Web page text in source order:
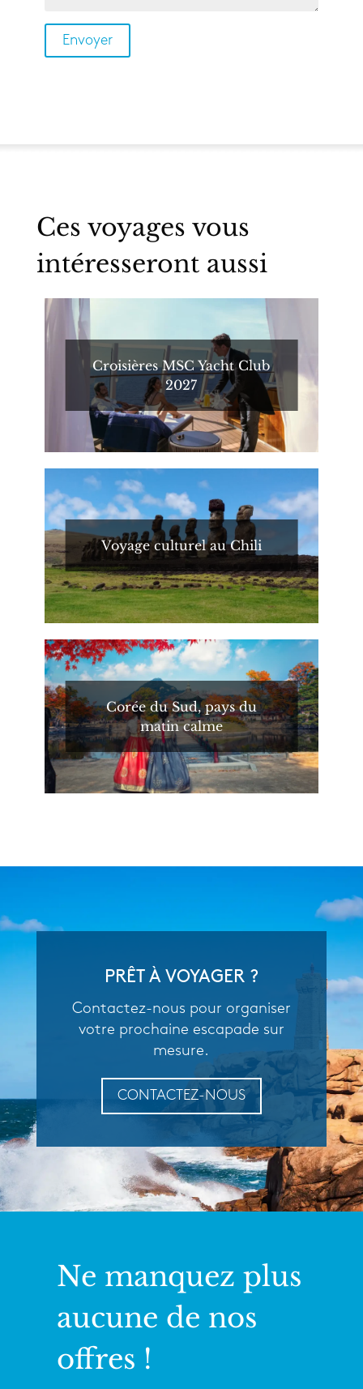
Ces voyages vous
intéresseront aussi
Croisières MSC Yacht Club
2027
Voyage culturel au Chili
Corée du Sud, pays du
matin calme
PRÊT À VOYAGER ?
Contactez-nous pour organiser
votre prochaine escapade sur
mesure.
CONTACTEZ-NOUS
Ne manquez plus
aucune de nos
offres !